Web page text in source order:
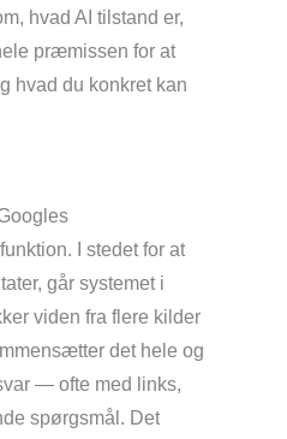
hvad AI tilstand er,
præmissen for at
hvad du konkret kan
I stedet for at
går systemet i
viden fra flere kilder
det hele og
— ofte med links,
spørgsmål. Det